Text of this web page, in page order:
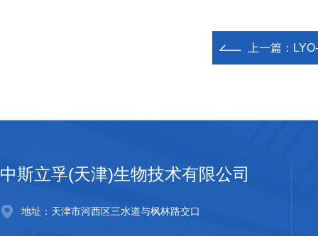
上一篇：
中斯立孚(天津)生物技术有限公司
地址：天津市河西区三水道与枫林路交口